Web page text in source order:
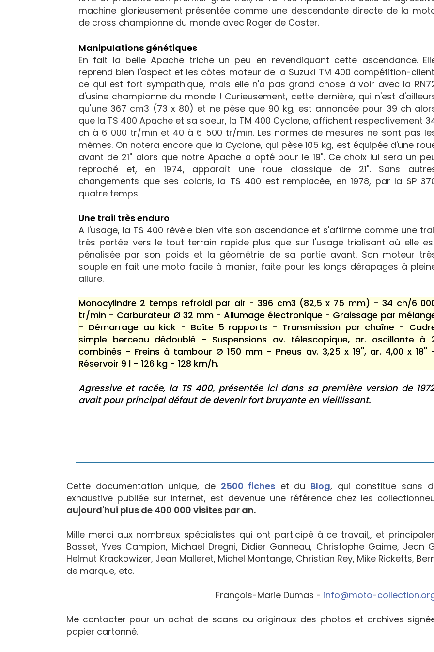
machine glorieusement présentée comme une descendante directe de la
de cross championne du monde avec Roger de Coster.
Manipulations génétiques
En fait la belle Apache triche un peu en revendiquant cette ascendance.
reprend bien l'aspect et les côtes moteur de la Suzuki TM 400 compétition-
ce qui est fort sympathique, mais elle n'a pas grand chose à voir avec la
d'usine championne du monde ! Curieusement, cette dernière, qui n'est
qu'une 367 cm3 (73 x 80) et ne pèse que 90 kg, est annoncée pour 39 ch
que la TS 400 Apache et sa soeur, la TM 400 Cyclone, affichent respectivement
ch à 6 000 tr/min et 40 à 6 500 tr/min. Les normes de mesures ne sont pas
mêmes. On notera encore que la Cyclone, qui pèse 105 kg, est équipée d'une
avant de 21" alors que notre Apache a opté pour le 19". Ce choix lui sera un
reproché et, en 1974, apparaît une roue classique de 21". Sans
changements que ses coloris, la TS 400 est remplacée, en 1978, par la SP
quatre temps.
Une trail très enduro
A l'usage, la TS 400 révèle bien vite son ascendance et s'affirme comme une
très portée vers le tout terrain rapide plus que sur l'usage trialisant où elle
pénalisée par son poids et la géométrie de sa partie avant. Son moteur
souple en fait une moto facile à manier, faite pour les longs dérapages à
allure.
Monocylindre 2 temps refroidi par air - 396 cm3 (82,5 x 75 mm) - 34 ch/6
tr/min - Carburateur Ø 32 mm - Allumage électronique - Graissage par
- Démarrage au kick - Boîte 5 rapports - Transmission par chaîne -
simple berceau dédoublé - Suspensions av. télescopique, ar. oscillante à
combinés - Freins à tambour Ø 150 mm - Pneus av. 3,25 x 19", ar. 4,00 x 18"
Réservoir 9 l - 126 kg - 128 km/h.
Agressive et racée, la TS 400, présentée ici dans sa première version de
avait pour principal défaut de devenir fort bruyante en vieillissant.
Cette documentation unique, de 2500 fiches et du Blog, qui constitue sans
exhaustive publiée sur internet, est devenue une référence chez les
aujourd'hui plus de 400 000 visites par an.
Mille merci aux nombreux spécialistes qui ont participé à ce travail,, et
Basset, Yves Campion, Michael Dregni, Didier Ganneau, Christophe Gaime, Jean
Helmut Krackowizer, Jean Malleret, Michel Montange, Christian Rey, Mike Ricketts,
de marque, etc.
François-Marie Dumas - info@moto-
Me contacter pour un achat de scans ou originaux des photos et archives
papier cartonné.